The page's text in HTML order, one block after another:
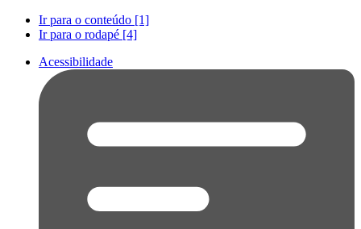
Ir para o conteúdo [1]
Ir para o rodapé [4]
Acessibilidade